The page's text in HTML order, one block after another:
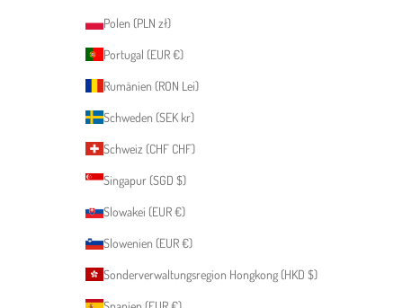
Polen (PLN zł)
Portugal (EUR €)
Rumänien (RON Lei)
Schweden (SEK kr)
Schweiz (CHF CHF)
Singapur (SGD $)
Slowakei (EUR €)
Slowenien (EUR €)
Sonderverwaltungsregion Hongkong (HKD $)